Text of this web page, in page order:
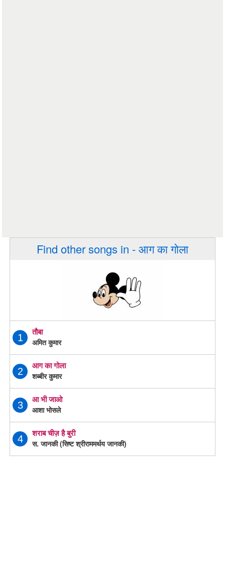
Find other songs in - आग का गोला
1
तौबा
अमित कुमार
2
आग का गोला
शब्बीर कुमार
3
आ भी जाओ
आशा भोसले
4
शराब चीज़ है बुरी
स. जानकी (सिष्ट श्रीराममर्थय जानकी)